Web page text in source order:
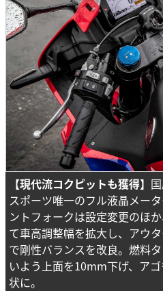
【現代流コクピットも獲得】
スポーツ唯一のフル液晶メー
ントフォークは設定変更のほ
て車高調整幅を拡大し、アウ
で剛性バランスを改良。燃料
いよう上面を10mm下げ、ア
状に。